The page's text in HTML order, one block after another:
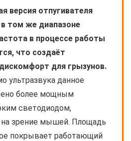
версия отпугивателя
том же диапазоне
в процессе работы
что создаёт
для грызунов.
ультразвука данное
более мощным
светодиодом,
зрение мышей. Площадь
покрывает работающий